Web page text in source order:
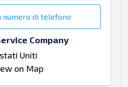
numero di telefono
Company
stati Uniti
on Map